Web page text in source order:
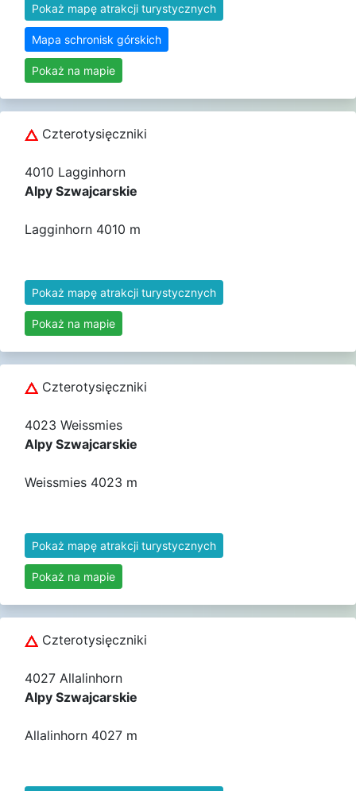
Pokaż mapę atrakcji turystycznych
Mapa schronisk górskich
Pokaż na mapie
Czterotysięczniki
4010 Lagginhorn
Alpy Szwajcarskie
Lagginhorn 4010 m
Pokaż mapę atrakcji turystycznych
Pokaż na mapie
Czterotysięczniki
4023 Weissmies
Alpy Szwajcarskie
Weissmies 4023 m
Pokaż mapę atrakcji turystycznych
Pokaż na mapie
Czterotysięczniki
4027 Allalinhorn
Alpy Szwajcarskie
Allalinhorn 4027 m